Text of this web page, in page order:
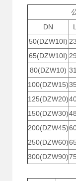
DN
L
50(DZW10I)
65(DZW10I)
80(DZW10)
100(DZW15)
125(DZW20)
150(DZW30)
200(DZW45)
250(DZW60)
300(DZW90)